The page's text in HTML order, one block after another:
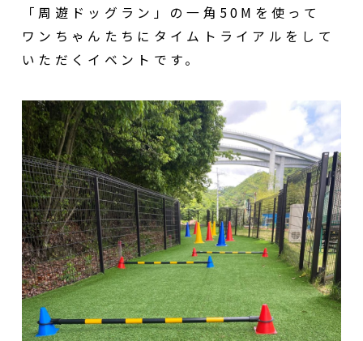
「周遊ドッグラン」の一角50Mを使って
ワンちゃんたちにタイムトライアルをして
いただくイベントです。